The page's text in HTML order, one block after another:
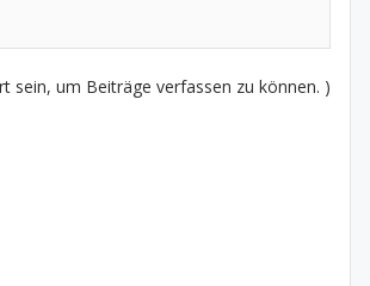
sein, um Beiträge verfassen zu können. )